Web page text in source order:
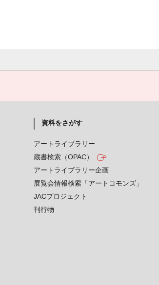
資料をさがす
アートライブラリー
蔵書検索（OPAC）
アートライブラリー企画
展覧会情報検索「アートコモンズ」
JACプロジェクト
刊行物